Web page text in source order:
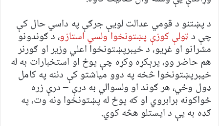
د پښتنو د قومي عدالت لویې جرګې په داسي حال کې
چې دټولې کوزې پښتونخوا ولسي استازو، د ګوندونو
مشرانو او غړیو، د خیبرپښتونخوا اعلي وزیر او ګورنر
هم حاضر وو، پرېکړه وکړه چې پوځ او استخبارات به له
خیبرپښتونخوا څخه په دوو میاشتو کې دننه په کامل
ډول وځي، هر ګوند او ولسوالي به درې – درې زره
ځواکونه برابروي او که پوځ له پښتونخوا ونه وت، په
ګډه به یې د ایستلو هڅه کوي.